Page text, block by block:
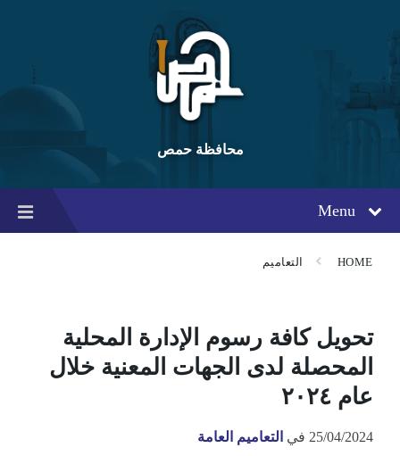
content
main
navigation
footer
محافظة حمص
Menu
HOME التعاميم
تحويل كافة رسوم الإدارة المحلية
المحصلة لدى الجهات المعنية خلال
عام ٢٠٢٤
25/04/2024 في التعاميم العامة